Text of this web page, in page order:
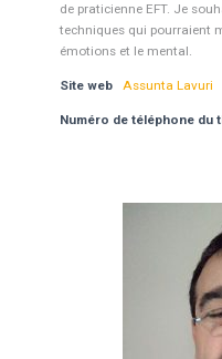
de praticienne EFT. Je
techniques qui pourraient
émotions et le mental.
Site web Assunta Lavuri
Numéro de téléphone du